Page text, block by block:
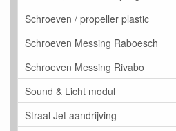
Schroeven / propeller plastic
Schroeven Messing Raboesch
Schroeven Messing Rivabo
Sound & Licht modul
Straal Jet aandrijving